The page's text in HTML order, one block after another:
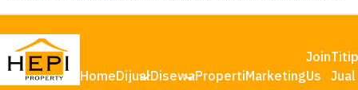
HomeDijualDisewaPropertiMarketing
Join
Us
Jual